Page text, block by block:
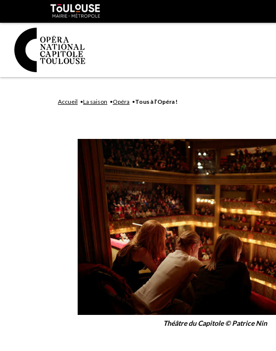
Panneau de gestion des cookies
Toulouse
métropole
Accueil La saison Opéra Tous à l’Opéra !
Théâtre du Capitole © Patrice Nin